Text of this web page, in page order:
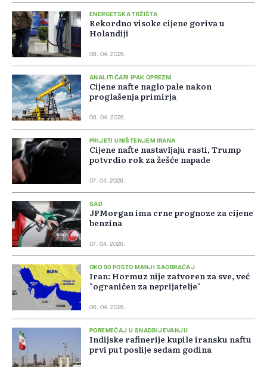
ENERGETSKA TRŽIŠTA
Rekordno visoke cijene goriva u
Holandiji
08. 04. 2026.
ANALITIČARI IPAK OPREZNI
Cijene nafte naglo pale nakon
proglašenja primirja
08. 04. 2026.
PRIJETI UNIŠTENJEM IRANA
Cijene nafte nastavljaju rasti, Trump
potvrdio rok za žešće napade
07. 04. 2026.
SAD
JPMorgan ima crne prognoze za cijene
benzina
07. 04. 2026.
OKO 90 POSTO MANJI SAOBRAĆAJ
Iran: Hormuz nije zatvoren za sve, već
"ograničen za neprijatelje"
06. 04. 2026.
POREMEĆAJ U SNADBIJEVANJU
Indijske rafinerije kupile iransku naftu
prvi put poslije sedam godina